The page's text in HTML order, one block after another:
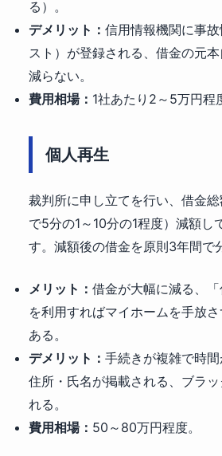
る）。
デメリット： 信用情報機関に事
スト）が登録される、借金の元
減らない。
費用相場： 1社あたり2～5万円程
個人再生
裁判所に申し立てを行い、借金
で5分の1～10分の1程度）減額し
す。減額後の借金を原則3年間で
メリット： 借金が大幅に減る、「
を利用すればマイホームを手放
ある。
デメリット： 手続きが複雑で時
住所・氏名が掲載される、ブラ
れる。
費用相場： 50～80万円程度。